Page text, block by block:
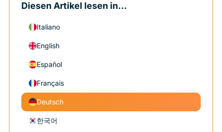
Diesen Artikel lesen in...
Italiano
English
Español
Français
Deutsch
한국어